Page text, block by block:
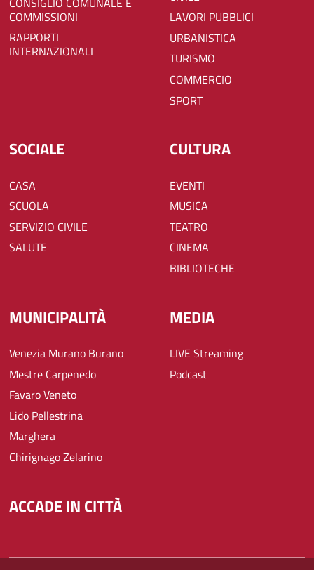
COMMISSIONI
RAPPORTI
INTERNAZIONALI
LAVORI PUBBLICI
URBANISTICA
TURISMO
COMMERCIO
SPORT
SOCIALE
CASA
SCUOLA
SERVIZIO CIVILE
SALUTE
CULTURA
EVENTI
MUSICA
TEATRO
CINEMA
BIBLIOTECHE
MUNICIPALITÀ
Venezia Murano Burano
Mestre Carpenedo
Favaro Veneto
Lido Pellestrina
Marghera
Chirignago Zelarino
MEDIA
LIVE Streaming
Podcast
ACCADE IN CITTÀ